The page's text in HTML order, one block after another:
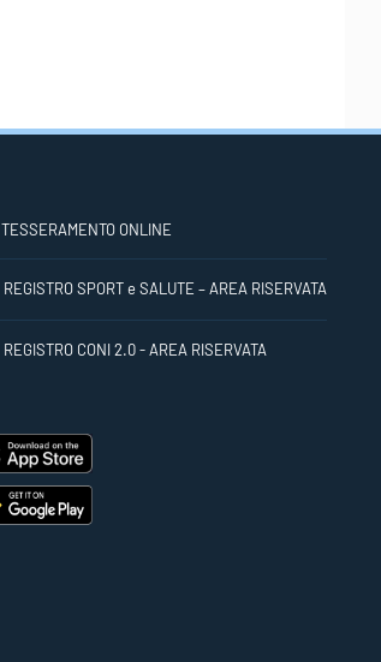
TESSERAMENTO ONLINE
REGISTRO SPORT e SALUTE – AREA RISERVATA
REGISTRO CONI 2.0 - AREA RISERVATA